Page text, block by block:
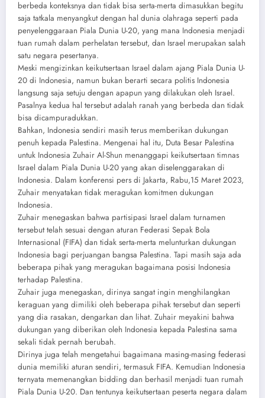
berbeda konteksnya dan tidak bisa serta-merta dimasukkan begitu
saja tatkala menyangkut dengan hal dunia olahraga seperti pada
penyelenggaraan Piala Dunia U-20, yang mana Indonesia menjadi
tuan rumah dalam perhelatan tersebut, dan Israel merupakan salah
satu negara pesertanya.
Meski mengizinkan keikutsertaan Israel dalam ajang Piala Dunia U-
20 di Indonesia, namun bukan berarti secara politis Indonesia
langsung saja setuju dengan apapun yang dilakukan oleh Israel.
Pasalnya kedua hal tersebut adalah ranah yang berbeda dan tidak
bisa dicampuradukkan.
Bahkan, Indonesia sendiri masih terus memberikan dukungan
penuh kepada Palestina. Mengenai hal itu, Duta Besar Palestina
untuk Indonesia Zuhair Al-Shun menanggapi keikutsertaan timnas
Israel dalam Piala Dunia U-20 yang akan diselenggarakan di
Indonesia. Dalam konferensi pers di Jakarta, Rabu,15 Maret 2023,
Zuhair menyatakan tidak meragukan komitmen dukungan
Indonesia.
Zuhair menegaskan bahwa partisipasi Israel dalam turnamen
tersebut telah sesuai dengan aturan Federasi Sepak Bola
Internasional (FIFA) dan tidak serta-merta melunturkan dukungan
Indonesia bagi perjuangan bangsa Palestina. Tapi masih saja ada
beberapa pihak yang meragukan bagaimana posisi Indonesia
terhadap Palestina.
Zuhair juga menegaskan, dirinya sangat ingin menghilangkan
keraguan yang dimiliki oleh beberapa pihak tersebut dan seperti
yang dia rasakan, dengarkan dan lihat. Zuhair meyakini bahwa
dukungan yang diberikan oleh Indonesia kepada Palestina sama
sekali tidak pernah berubah.
Dirinya juga telah mengetahui bagaimana masing-masing federasi
dunia memiliki aturan sendiri, termasuk FIFA. Kemudian Indonesia
ternyata memenangkan bidding dan berhasil menjadi tuan rumah
Piala Dunia U-20. Dan tentunya keikutsertaan peserta negara dalam